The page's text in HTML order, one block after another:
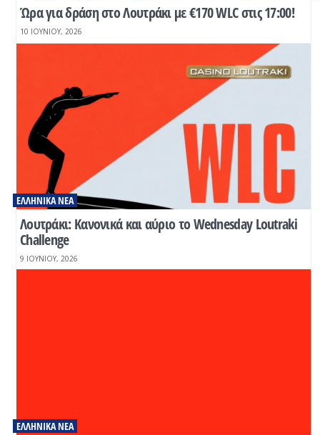
Ώρα για δράση στο Λουτράκι με €170 WLC στις 17:00!
10 ΙΟΥΝΊΟΥ, 2026
Λουτράκι: Κανονικά και αύριο το Wednesday Loutraki
Challenge
ΕΛΛΗΝΙΚΆ ΝΈΑ
9 ΙΟΥΝΊΟΥ, 2026
ΕΛΛΗΝΙΚΆ ΝΈΑ